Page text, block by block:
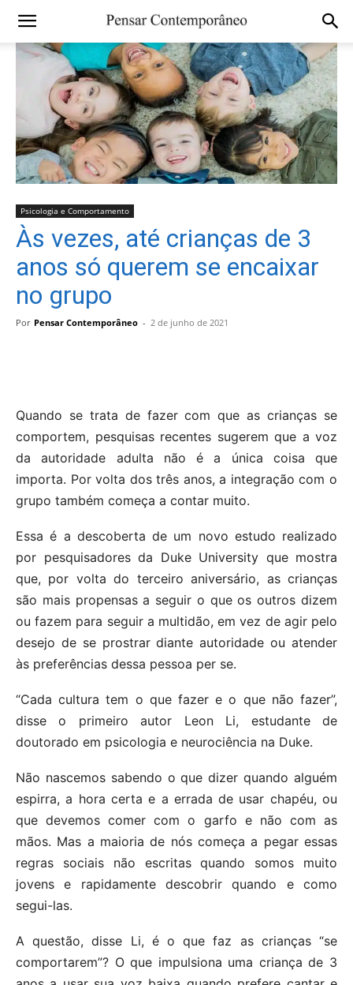
Psicologia e Comportamento
Às vezes, até crianças de 3
anos só querem se encaixar
no grupo
Por Pensar Contemporâneo - 2 de junho de 2021
Quando se trata de fazer com que as crianças se
comportem, pesquisas recentes sugerem que a voz
da autoridade adulta não é a única coisa que
importa. Por volta dos três anos, a integração com o
grupo também começa a contar muito.
Essa é a descoberta de um novo estudo realizado
por pesquisadores da Duke University que mostra
que, por volta do terceiro aniversário, as crianças
são mais propensas a seguir o que os outros dizem
ou fazem para seguir a multidão, em vez de agir pelo
desejo de se prostrar diante autoridade ou atender
às preferências dessa pessoa per se.
“Cada cultura tem o que fazer e o que não fazer”,
disse o primeiro autor Leon Li, estudante de
doutorado em psicologia e neurociência na Duke.
Não nascemos sabendo o que dizer quando alguém
espirra, a hora certa e a errada de usar chapéu, ou
que devemos comer com o garfo e não com as
mãos. Mas a maioria de nós começa a pegar essas
regras sociais não escritas quando somos muito
jovens e rapidamente descobrir quando e como
segui-las.
A questão, disse Li, é o que faz as crianças “se
comportarem”? O que impulsiona uma criança de 3